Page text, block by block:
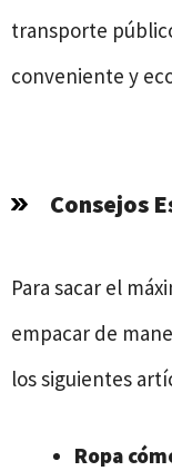
transporte
conveniente y
Consejos
Para sacar el
empacar de
los siguientes
Ropa